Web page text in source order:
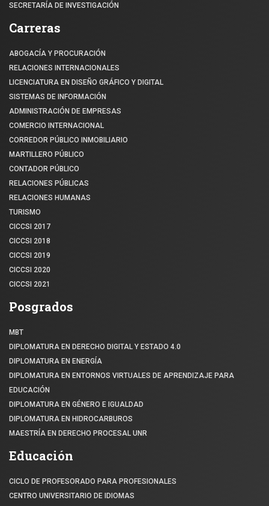
SECRETARÍA DE INVESTIGACIÓN
Carreras
ABOGACÍA Y PROCURACIÓN
RELACIONES INTERNACIONALES
LICENCIATURA EN DISEÑO GRÁFICO Y DIGITAL
SISTEMAS DE INFORMACIÓN
ADMINISTRACIÓN DE EMPRESAS
COMERCIO INTERNACIONAL
CORREDOR PÚBLICO INMOBILIARIO
MARTILLERO PÚBLICO
CONTADOR PÚBLICO
RELACIONES PÚBLICAS
RELACIONES HUMANAS
TURISMO
CICCSI 2017
CICCSI 2018
CICCSI 2019
CICCSI 2020
CICCSI 2021
Posgrados
MBT
DIPLOMATURA EN DERECHO DIGITAL Y ESTADO 4.0
DIPLOMATURA EN ENERGÍA
DIPLOMATURA EN ENTORNOS VIRTUALES DE APRENDIZAJE PARA
EDUCACIÓN
DIPLOMATURA EN GÉNERO E IGUALDAD
DIPLOMATURA EN HIDROCARBUROS
MAESTRÍA EN DERECHO PROCESAL UNR
Educación
CICLO DE PROFESORADO PARA PROFESIONALES
CENTRO UNIVERSITARIO DE IDIOMAS